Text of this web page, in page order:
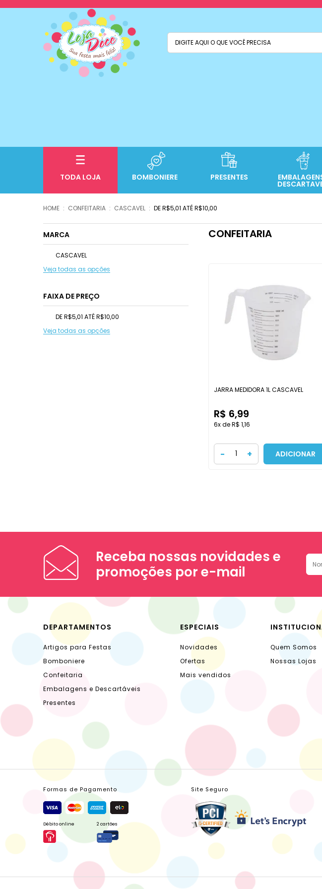
TODA LOJA BOMBONIERE PRESENTES
CONFEITARIA CASCAVEL DE R$5,01 ATÉ R$10,00
MARCA
CASCAVEL
Veja todas as opções
FAIXA DE PREÇO
DE R$5,01 ATÉ R$10,00
Veja todas as opções
CONFEITARIA
JARRA MEDIDORA 1L CASCAVEL
R$ 6,99
6x de R$ 1,16
- + ADICIONAR
Receba nossas novidades e
promoções por e-mail
DEPARTAMENTOS
Artigos para Festas
Bomboniere
Confeitaria
Embalagens e Descartáveis
Presentes
ESPECIAIS
Novidades
Ofertas
Mais vendidos
Quem Somos
Nossas Lojas
Formas de Pagamento
Débito online 2 cartões
Site Seguro